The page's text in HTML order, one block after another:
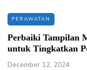
PERAWATAN
Perbaiki Tampilan
untuk Tingkatkan
December 12, 2024